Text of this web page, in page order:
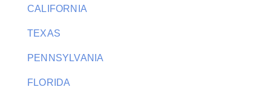
CALIFORNIA
TEXAS
PENNSYLVANIA
FLORIDA